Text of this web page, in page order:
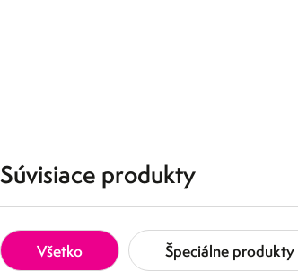
Súvisiace produkty
Všetko Špeciálne produkty